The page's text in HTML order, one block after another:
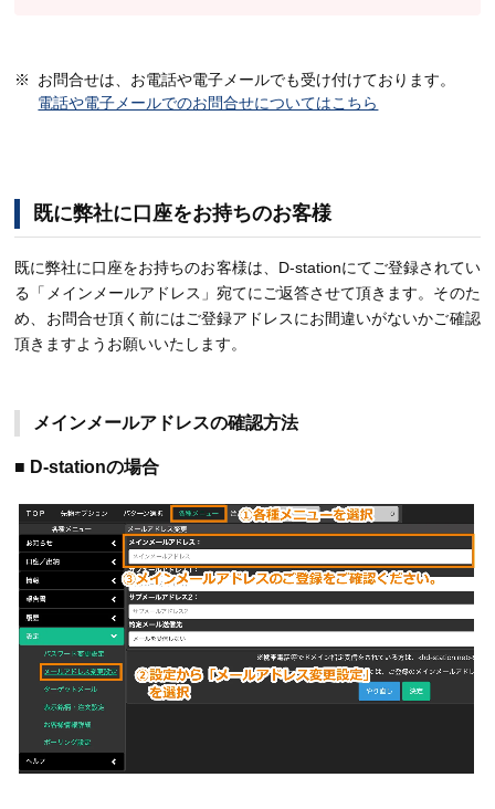
お問合せは、お電話や電子メールでも受け付けております。
電話や電子メールでのお問合せについてはこちら
既に弊社に口座をお持ちのお客様
既に弊社に口座をお持ちのお客様は、D-stationにてご登録されてい
る「メインメールアドレス」宛てにご返答させて頂きます。そのた
め、お問合せ頂く前にはご登録アドレスにお間違いがないかご確認
頂きますようお願いいたします。
メインメールアドレスの確認方法
■ D-stationの場合